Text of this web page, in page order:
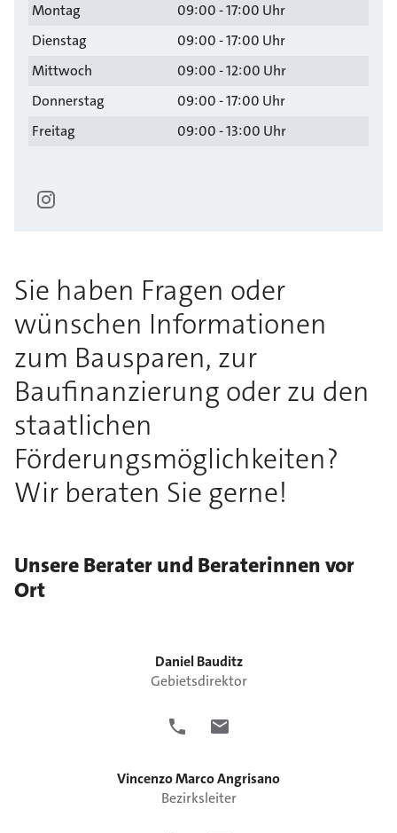
Montag
09:00 - 17:00 Uhr
Dienstag
09:00 - 17:00 Uhr
Mittwoch
09:00 - 12:00 Uhr
Donnerstag
09:00 - 17:00 Uhr
Freitag
09:00 - 13:00 Uhr
Sie haben Fragen oder
wünschen Informationen
zum Bausparen, zur
Baufinanzierung oder zu den
staatlichen
Förderungsmöglichkeiten?
Wir beraten Sie gerne!
Unsere Berater und Beraterinnen vor
Ort
Daniel Bauditz
Gebietsdirektor
Vincenzo MarcoAngrisano
Bezirksleiter